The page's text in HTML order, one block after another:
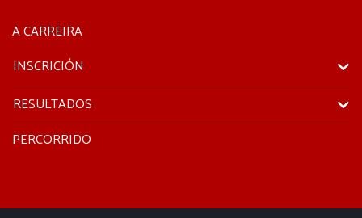
A CARREIRA
INSCRICIÓN
RESULTADOS
PERCORRIDO